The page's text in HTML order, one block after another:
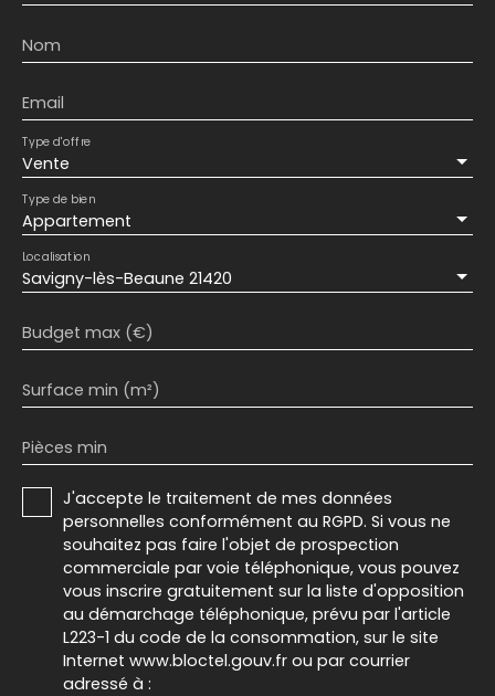
Nom
Email
Vente
Type d'offre
Appartement
Type de bien
Savigny-lès-Beaune 21420
Localisation
Budget max (€)
Surface min (m²)
Pièces min
J'accepte le traitement de mes données
personnelles conformément au RGPD. Si vous ne
souhaitez pas faire l'objet de prospection
commerciale par voie téléphonique, vous pouvez
vous inscrire gratuitement sur la liste d'opposition
au démarchage téléphonique, prévu par l'article
L223-1 du code de la consommation, sur le site
Internet www.bloctel.gouv.fr ou par courrier
adressé à :